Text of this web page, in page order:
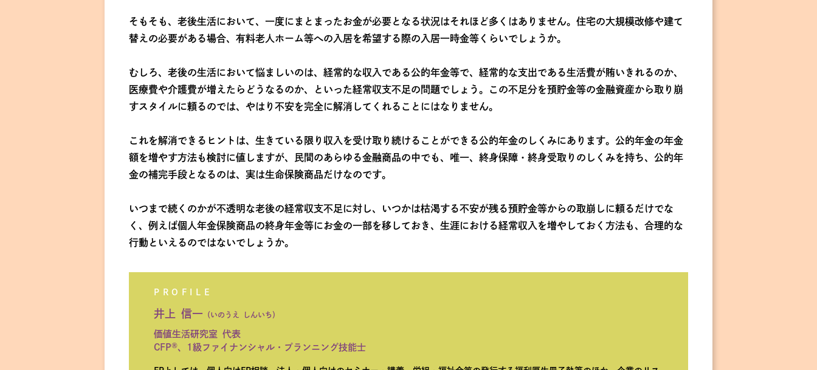
そもそも、老後生活において、一度にまとまったお金が必要となる状況はそれほど多くはありません。住宅の大規模改修や建て
替えの必要がある場合、有料老人ホーム等への入居を希望する際の入居一時金等くらいでしょうか。
むしろ、老後の生活において悩ましいのは、経常的な収入である公的年金等で、経常的な支出である生活費が賄いきれるのか、
医療費や介護費が増えたらどうなるのか、といった経常収支不足の問題でしょう。この不足分を預貯金等の金融資産から取り崩
すスタイルに頼るのでは、やはり不安を完全に解消してくれることにはなりません。
これを解消できるヒントは、生きている限り収入を受け取り続けることができる公的年金のしくみにあります。公的年金の年金
額を増やす方法も検討に値しますが、民間のあらゆる金融商品の中でも、唯一、終身保障・終身受取りのしくみを持ち、公的年
金の補完手段となるのは、実は生命保険商品だけなのです。
いつまで続くのかが不透明な老後の経常収支不足に対し、いつかは枯渇する不安が残る預貯金等からの取崩しに頼るだけでな
く、例えば個人年金保険商品の終身年金等にお金の一部を移しておき、生涯における経常収入を増やしておく方法も、合理的な
行動といえるのではないでしょうか。
PROFILE
井上 信一 （いのうえ しんいち）
価値生活研究室 代表
CFP®、1級ファイナンシャル・プランニング技能士